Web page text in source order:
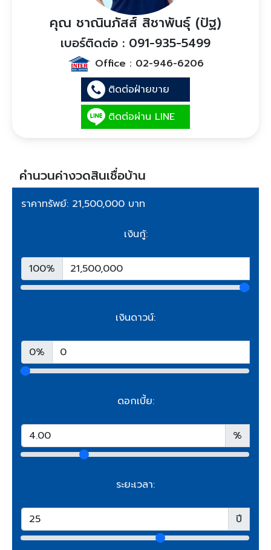
คุณ ชาณินภัสส์ สิชาพันธุ์ (ปัฐ)
เบอร์ติดต่อ : 091-935-5499
Office : 02-946-6206
ติดต่อฝ่ายขาย
ติดต่อผ่าน LINE
คำนวนค่างวดสินเชื่อบ้าน
ราคาทรัพย์: 21,500,000 บาท
เงินกู้:
100%
เงินดาวน์:
0%
ดอกเบี้ย:
%
ระยะเวลา:
ปี